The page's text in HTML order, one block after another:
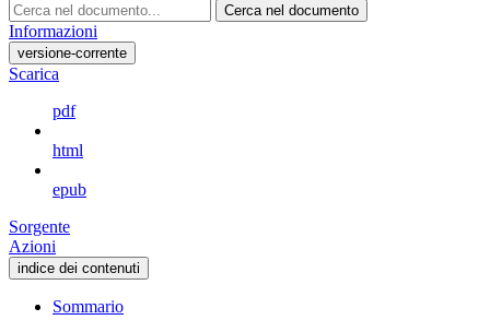
Cerca nel documento
Informazioni
versione-corrente
Scarica
pdf
html
epub
Sorgente
Azioni
indice dei contenuti
Sommario